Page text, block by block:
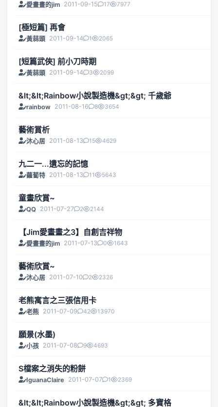
愛畫畫的jim 2011-09-15 17 7977
[極短篇] 再會
黃蒜頭 2011-09-14 1 2065
[短篇武俠] 前小刀時期
黃蒜頭 2011-09-14 3 2099
&lt;&lt;Rainbow小說製造機&gt;&gt; 千歲爺
rainbow 2011-08-16 8 3654
藝術賞析
沐心居 2011-08-13 15 4629
九二一...遺忘的記憶
蘿蔔特 2011-08-13 11 5643
童畫欣賞~
QQ 2011-07-27 2 2144
【Jim愛畫畫之3】自創吉祥物
愛畫畫的jim 2011-07-13 0 1643
藝術欣賞~
沐心居 2011-07-10 2 2326
老熊寓言之三張信用卡
老熊 2011-07-09 42 13970
願景(水墨)
小孩 2011-07-08 9 4693
S檔案之消失的粉餅
IguanaClaire 2011-07-07 1 2369
&lt;&lt;Rainbow小說製造機&gt;&gt; 多寶格